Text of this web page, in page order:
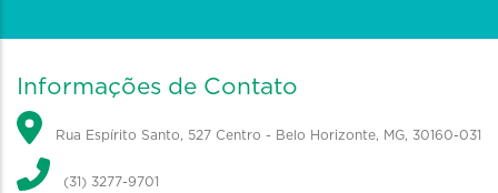
Informações de Contato
Rua Espírito Santo, 527 Centro - Belo Horizonte, MG, 30160-031
(31) 3277-9701